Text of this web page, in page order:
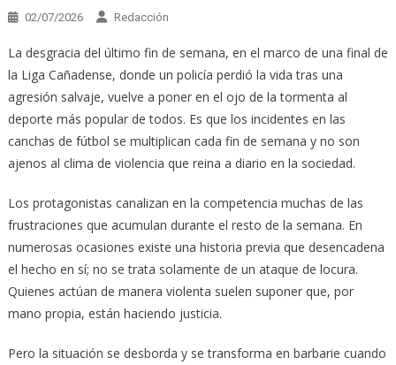
02/07/2026 Redacción
La desgracia del último fin de semana, en el marco de una final de
la Liga Cañadense, donde un policía perdió la vida tras una
agresión salvaje, vuelve a poner en el ojo de la tormenta al
deporte más popular de todos. Es que los incidentes en las
canchas de fútbol se multiplican cada fin de semana y no son
ajenos al clima de violencia que reina a diario en la sociedad.
Los protagonistas canalizan en la competencia muchas de las
frustraciones que acumulan durante el resto de la semana. En
numerosas ocasiones existe una historia previa que desencadena
el hecho en sí; no se trata solamente de un ataque de locura.
Quienes actúan de manera violenta suelen suponer que, por
mano propia, están haciendo justicia.
Pero la situación se desborda y se transforma en barbarie cuando